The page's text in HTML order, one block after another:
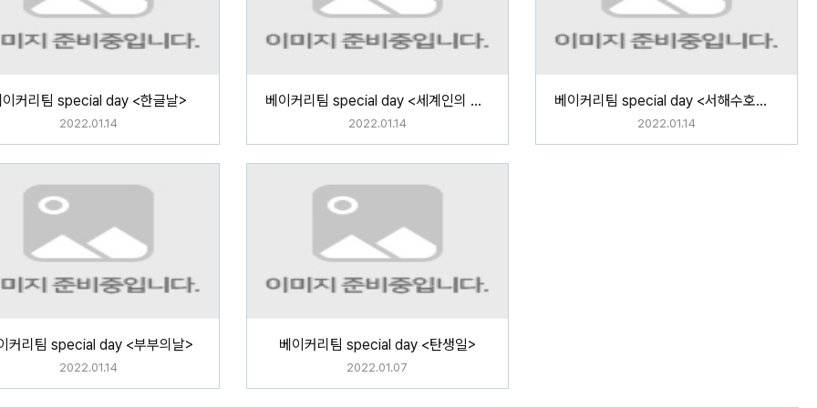
이커리팀 special day <한글날>
2022.01.14
베이커리팀 special day <세계인의 날>
2022.01.14
베이커리팀 special day <서해수호의 날>
2022.01.14
커리팀 special day <부부의날>
2022.01.14
베이커리팀 special day <탄생일>
2022.01.07